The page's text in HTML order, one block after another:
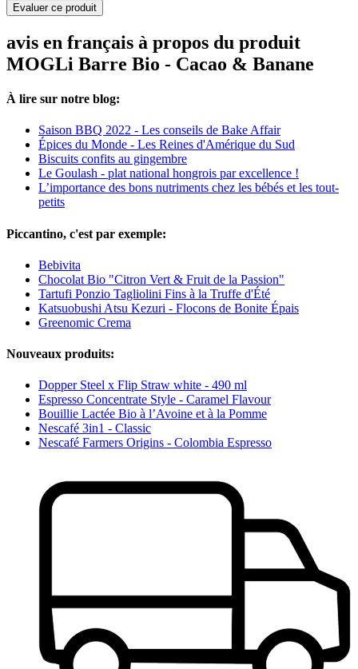
Evaluer ce produit
avis en français à propos du produit
MOGLi Barre Bio - Cacao & Banane
À lire sur notre blog:
Saison BBQ 2022 - Les conseils de Bake Affair
Épices du Monde - Les Reines d'Amérique du Sud
Biscuits confits au gingembre
Le Goulash - plat national hongrois par excellence !
L’importance des bons nutriments chez les bébés et les tout-
petits
Piccantino, c'est par exemple:
Bebivita
Chocolat Bio "Citron Vert & Fruit de la Passion"
Tartufi Ponzio Tagliolini Fins à la Truffe d'Été
Katsuobushi Atsu Kezuri - Flocons de Bonite Épais
Greenomic Crema
Nouveaux produits:
Dopper Steel x Flip Straw white - 490 ml
Espresso Concentrate Style - Caramel Flavour
Bouillie Lactée Bio à l’Avoine et à la Pomme
Nescafé 3in1 - Classic
Nescafé Farmers Origins - Colombia Espresso